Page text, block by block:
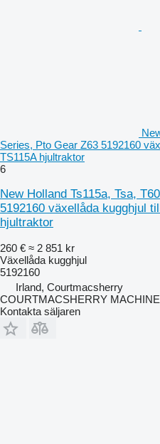
Series, Pto Gear Z63 5192160
TS115A hjultraktor
6
New Holland Ts115a, Tsa,
5192160 växellåda kugghjul
hjultraktor
260 € ≈ 2 851 kr
Växellåda kugghjul
5192160
Irland, Courtmacsherry
COURTMACSHERRY
Kontakta säljaren